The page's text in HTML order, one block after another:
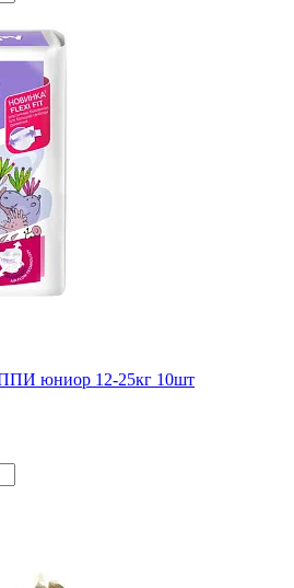
юниор 12-25кг 10шт